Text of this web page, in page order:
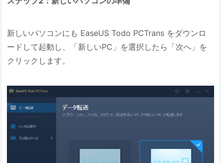
新しいパソコンにも EaseUS Todo PCTrans をダウンロ
ードして起動し、「新しいPC」を選択したら「次へ」を
クリックします。